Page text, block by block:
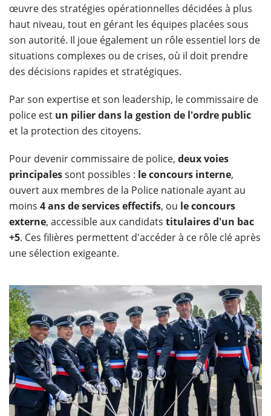
œuvre des stratégies opérationnelles décidées à plus
haut niveau, tout en gérant les équipes placées sous
son autorité. Il joue également un rôle essentiel lors de
situations complexes ou de crises, où il doit prendre
des décisions rapides et stratégiques.
Par son expertise et son leadership, le commissaire de
police est un pilier dans la gestion de l'ordre public
et la protection des citoyens.
Pour devenir commissaire de police, deux voies
principalessont possibles : le concours interne,
ouvert aux membres de la Police nationale ayant au
moins 4 ans de services effectifs, ou le concours
externe, accessible aux candidats titulaires d'un bac
+5. Ces filières permettent d'accéder à ce rôle clé après
une sélection exigeante.​